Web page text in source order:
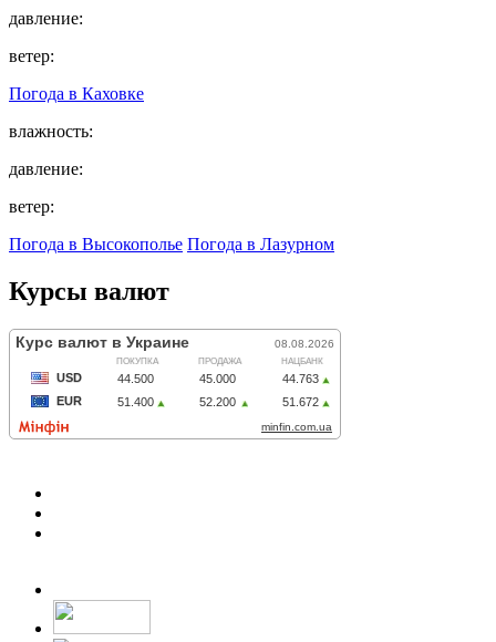
давление:
ветер:
Погода в Каховке
влажность:
давление:
ветер:
Погода в Высокополье Погода в Лазурном
Курсы валют